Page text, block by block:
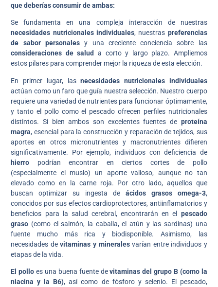
que deberías consumir de ambas:
Se fundamenta en una compleja interacción de nuestras
necesidades nutricionales individuales, nuestras preferencias
de sabor personalesy una creciente conciencia sobre las
consideraciones de salud
a corto y largo plazo. Ampliemos
estos pilares para comprender mejor la riqueza de esta elección.
En primer lugar, lasnecesidades nutricionales individuales
actúan como un faro que guía nuestra selección. Nuestro cuerpo
requiere una variedad de nutrientes para funcionar óptimamente,
y tanto el pollo como el pescado ofrecen perfiles nutricionales
distintos. Si bien ambos son excelentes fuentes de proteína
magra, esencial para la construcción y reparación de tejidos, sus
aportes en otros micronutrientes y macronutrientes difieren
significativamente. Por ejemplo, individuos con deficiencia de
hierro podrían encontrar en ciertos cortes de pollo
(especialmente el muslo) un aporte valioso, aunque no tan
elevado como en la carne roja. Por otro lado, aquellos que
buscan optimizar su ingesta de ácidos grasos omega-3,
conocidos por sus efectos cardioprotectores, antiinflamatorios y
beneficios para la salud cerebral, encontrarán en el pescado
graso (como el salmón, la caballa, el atún y las sardinas) una
fuente mucho más rica y biodisponible. Asimismo, las
necesidades devitaminas y mineralesvarían entre individuos y
etapas de la vida.
El pollo es una buena fuente devitaminas del grupo B (como la
niacina y la B6), así como de fósforo y selenio. El pescado,